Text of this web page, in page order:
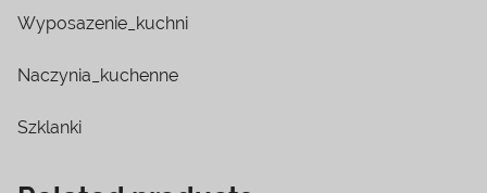
Wyposazenie_kuchni
Naczynia_kuchenne
Szklanki